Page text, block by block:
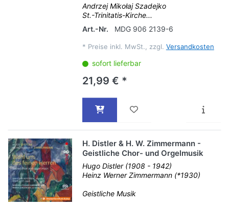
Andrzej Mikołaj Szadejko
St.-Trinitatis-Kirche...
Art.-Nr.
MDG 906 2139-6
* Preise inkl. MwSt., zzgl. Versandkosten
sofort lieferbar
21,99 € *
H. Distler & H. W. Zimmermann -
Geistliche Chor- und Orgelmusik
Hugo Distler (1908 - 1942)
Heinz Werner Zimmermann (*1930)
Geistliche Musik